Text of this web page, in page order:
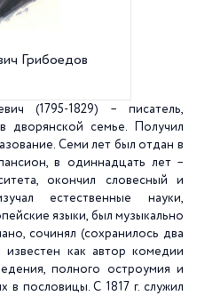
Грибоедов
(1795-1829) – писатель,
дворянской семье. Получил
Семи лет был отдан в
в одиннадцать лет –
окончил словесный и
естественные науки,
языки, был музыкально
сочинял (сохранилось два
как автор комедии
полного остроумия и
в пословицы. С 1817 г. служил